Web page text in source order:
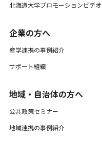
北海道大学プロモーションビデオ
企業の方へ
産学連携の事例紹介
サポート組織
地域・自治体の方へ
公共政策セミナー
地域連携の事例紹介